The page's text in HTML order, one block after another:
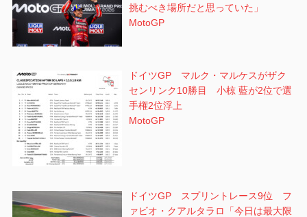
挑むべき場所だと思っていた」
MotoGP
ドイツGP マルク・マルケスがザク
センリンク10勝目 小椋 藍が2位で選
手権2位浮上
MotoGP
ドイツGP スプリントレース9位 フ
ァビオ・クアルタラロ「今日は最大限